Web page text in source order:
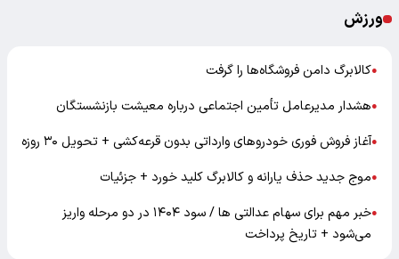
ورزش
●کالابرگ دامن فروشگاه‌ها را گرفت
●هشدار مدیرعامل تأمین اجتماعی درباره معیشت بازنشستگان
●آغاز فروش فوری خودروهای وارداتی بدون قرعه‌کشی + تحویل ۳۰ روزه
●موج جدید حذف یارانه و کالابرگ کلید خورد + جزئیات
●
خبر مهم برای سهام عدالتی ها / سود ۱۴۰۴ در دو مرحله واریز
می‌شود + تاریخ پرداخت